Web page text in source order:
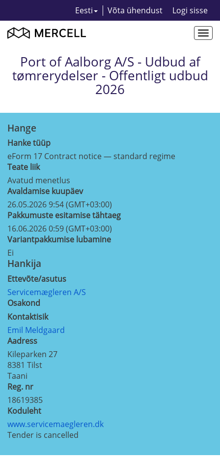
Eesti Võta ühendust Logi sisse
Port of Aalborg A/S - Udbud af
tømrerydelser - Offentligt udbud
2026
Hange
Hanke tüüp
eForm 17 Contract notice — standard regime
Teate liik
Avatud menetlus
Avaldamise kuupäev
26.05.2026 9:54 (GMT+03:00)
Pakkumuste esitamise tähtaeg
16.06.2026 0:59 (GMT+03:00)
Variantpakkumise lubamine
Ei
Hankija
Ettevõte/asutus
Servicemægleren A/S
Osakond
Kontaktisik
Emil Meldgaard
Aadress
Kileparken 27
8381 Tilst
Taani
Reg. nr
18619385
Koduleht
www.servicemaegleren.dk
Tender is cancelled